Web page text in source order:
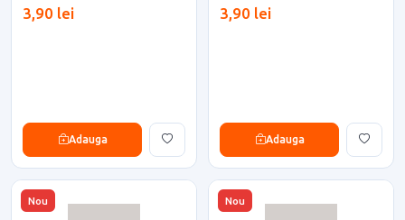
3,90 lei
Adauga
3,90 lei
Adauga
Nou Nou